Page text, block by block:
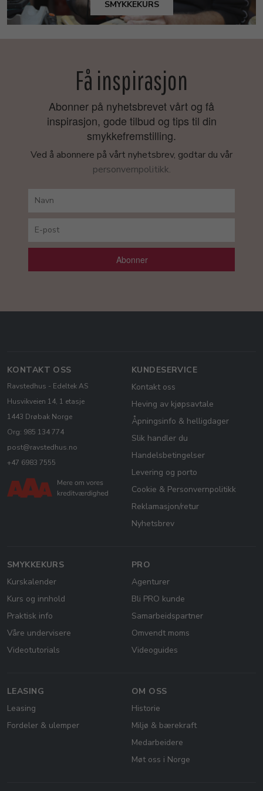
SMYKKEKURS
Få inspirasjon
Abonner på nyhetsbrevet vårt og få
inspirasjon, gode tilbud og tips til din
smykkefremstilling.
Ved å abonnere på vårt nyhetsbrev, godtar du vår
personvernpolitikk.
Abonner
KONTAKT OSS
Ravstedhus - Edeltek AS
Husvikveien 14, 1 etasje
1443 Drøbak Norge
Org: 985 134 774
post@ravstedhus.no
+47 6983 7555
KUNDESERVICE
Kontakt oss
Heving av kjøpsavtale
Åpningsinfo & helligdager
Slik handler du
Handelsbetingelser
Levering og porto
Cookie & Personvernpolitikk
Reklamasjon/retur
Nyhetsbrev
SMYKKEKURS
Kurskalender
Kurs og innhold
Praktisk info
Våre undervisere
Videotutorials
PRO
Agenturer
Bli PRO kunde
Samarbeidspartner
Omvendt moms
Videoguides
LEASING
Leasing
Fordeler & ulemper
OM OSS
Historie
Miljø & bærekraft
Medarbeidere
Møt oss i Norge